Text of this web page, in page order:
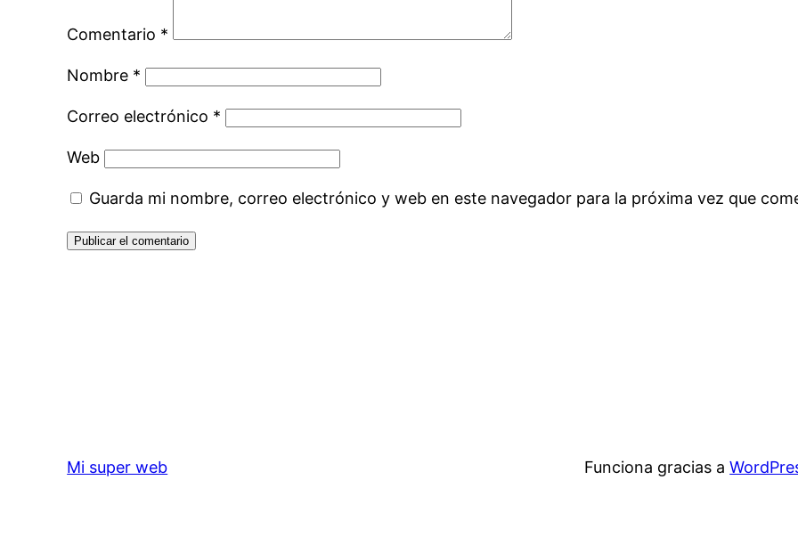
Comentario *
Nombre *
Correo electrónico *
Web
Guarda mi nombre, correo electrónico y web en este navegador para la próxima vez que
Mi super web Funciona gracias a